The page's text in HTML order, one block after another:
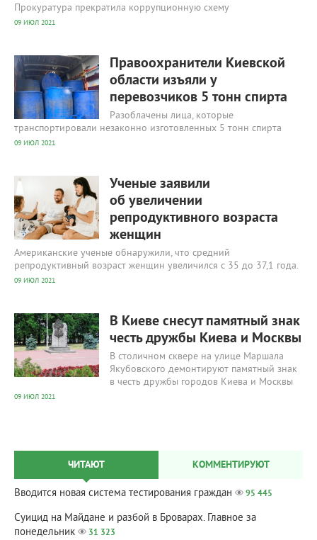
Прокуратура прекратила коррупционную схему
09 ИЮЛ 2021
Правоохранители Киевской
области изъяли у
перевозчиков 5 тонн спирта
Разоблачены лица, которые
транспортировали незаконно изготовленных 5 тонн спирта
09 ИЮЛ 2021
Ученые заявили
об увеличении
репродуктивного возраста
женщин
Американские ученые обнаружили, что средний
репродуктивный возраст женщин увеличился с 35 до 37,1 года.
09 ИЮЛ 2021
В Киеве снесут памятный знак
честь дружбы Киева и Москвы
В столичном сквере на улице Маршала
Якубовского демонтируют памятный знак
в честь дружбы городов Киева и Москвы
09 ИЮЛ 2021
ЧИТАЮТ КОММЕНТИРУЮТ
Вводится новая система тестирования граждан 95 445
Суицид на Майдане и разбой в Броварах. Главное за
понедельник
31 323